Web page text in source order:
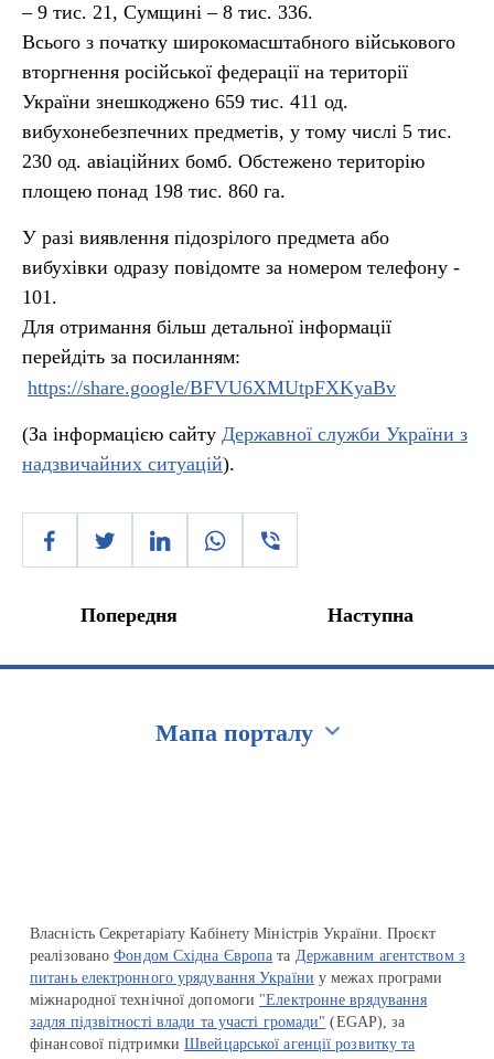
– 9 тис. 21, Сумщині – 8 тис. 336.
Всього з початку широкомасштабного військового
вторгнення російської федерації на території
України знешкоджено 659 тис. 411 од.
вибухонебезпечних предметів, у тому числі 5 тис.
230 од. авіаційних бомб. Обстежено територію
площею понад 198 тис. 860 га.
У разі виявлення підозрілого предмета або
вибухівки одразу повідомте за номером телефону -
101.
Для отримання більш детальної інформації
перейдіть за посиланням:
https://share.google/BFVU6XMUtpFXKyaBv
(За інформацією сайту Державної служби України з
надзвичайних ситуацій).
Попередня Наступна
Мапа порталу
Власність Секретаріату Кабінету Міністрів України. Проєкт
реалізованоФондом Східна Європа та Державним агентством з
питань електронного урядування України у межах програми
міжнародної технічної допомоги "Електронне врядування
задля підзвітності влади та участі громади" (EGAP), за
фінансової підтримкиШвейцарської агенції розвитку та